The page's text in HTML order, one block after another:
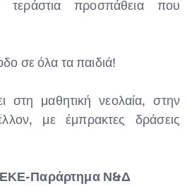
προσπάθεια που
σε όλα τα παιδιά!
μαθητική νεολαία, στην
με έμπρακτες δράσεις
Παράρτημα Ν&Δ